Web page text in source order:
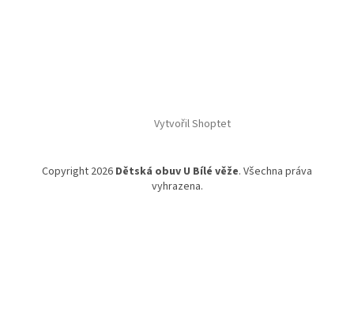
Vytvořil Shoptet
Copyright 2026 Dětská obuv U Bílé věže. Všechna práva
vyhrazena.